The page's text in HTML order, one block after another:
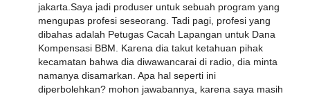
jakarta.Saya jadi produser untuk sebuah program yang
mengupas profesi seseorang. Tadi pagi, profesi yang
dibahas adalah Petugas Cacah Lapangan untuk Dana
Kompensasi BBM. Karena dia takut ketahuan pihak
kecamatan bahwa dia diwawancarai di radio, dia minta
namanya disamarkan. Apa hal seperti ini
diperbolehkan? mohon jawabannya, karena saya masih